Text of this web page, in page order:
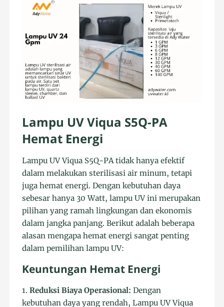
Lampu UV Viqua S5Q-PA
Hemat Energi
Lampu UV Viqua S5Q-PA tidak hanya efektif
dalam melakukan sterilisasi air minum, tetapi
juga hemat energi. Dengan kebutuhan daya
sebesar hanya 30 Watt, lampu UV ini merupakan
pilihan yang ramah lingkungan dan ekonomis
dalam jangka panjang. Berikut adalah beberapa
alasan mengapa hemat energi sangat penting
dalam pemilihan lampu UV:
Keuntungan Hemat Energi
1.Reduksi Biaya Operasional: Dengan
kebutuhan daya yang rendah, Lampu UV Viqua